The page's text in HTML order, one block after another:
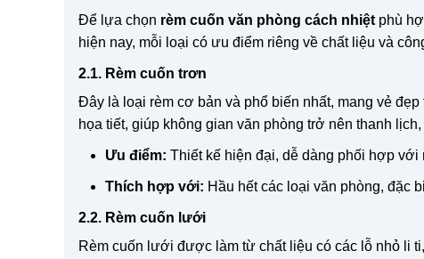
Để lựa chọn rèm cuốn văn phòng cách nhiệt phù
hiện nay, mỗi loại có ưu điểm riêng về chất liệu và
2.1. Rèm cuốn trơn
Đây là loại rèm cơ bản và phổ biến nhất, mang vẻ
họa tiết, giúp không gian văn phòng trở nên thanh
Ưu điểm: Thiết kế hiện đại, dễ dàng phối hợp với
Thích hợp với: Hầu hết các loại văn phòng, đặc
2.2. Rèm cuốn lưới
Rèm cuốn lưới được làm từ chất liệu có các lỗ nhỏ li